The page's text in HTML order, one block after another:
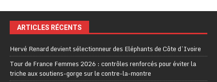
ARTICLES RÉCENTS
Hervé Renard devient sélectionneur des Eléphants de Côte d’Ivoire
Tour de France Femmes 2026 : contrôles renforcés pour éviter la
triche aux soutiens-gorge sur le contre-la-montre